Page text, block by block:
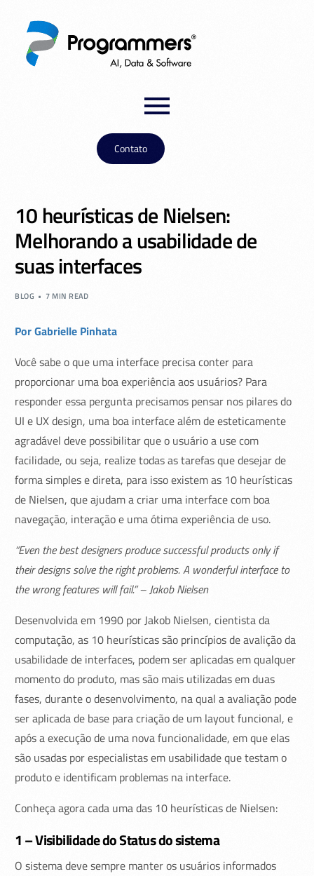
Contato
10 heurísticas de Nielsen:
Melhorando a usabilidade de
suas interfaces
BLOG 7 MIN READ
Por Gabrielle Pinhata
Você sabe o que uma interface precisa conter para
proporcionar uma boa experiência aos usuários? Para
responder essa pergunta precisamos pensar nos pilares do
UI e UX design, uma boa interface além de esteticamente
agradável deve possibilitar que o usuário a use com
facilidade, ou seja, realize todas as tarefas que desejar de
forma simples e direta, para isso existem as 10 heurísticas
de Nielsen, que ajudam a criar uma interface com boa
navegação, interação e uma ótima experiência de uso.
“Even the best designers produce successful products only if
their designs solve the right problems. A wonderful interface to
the wrong features will fail.” – Jakob Nielsen
Desenvolvida em 1990 por Jakob Nielsen, cientista da
computação, as 10 heurísticas são princípios de avalição da
usabilidade de interfaces, podem ser aplicadas em qualquer
momento do produto, mas são mais utilizadas em duas
fases, durante o desenvolvimento, na qual a avaliação pode
ser aplicada de base para criação de um layout funcional, e
após a execução de uma nova funcionalidade, em que elas
são usadas por especialistas em usabilidade que testam o
produto e identificam problemas na interface.
Conheça agora cada uma das 10 heurísticas de Nielsen:
1 – Visibilidade do Status do sistema
O sistema deve sempre manter os usuários informados